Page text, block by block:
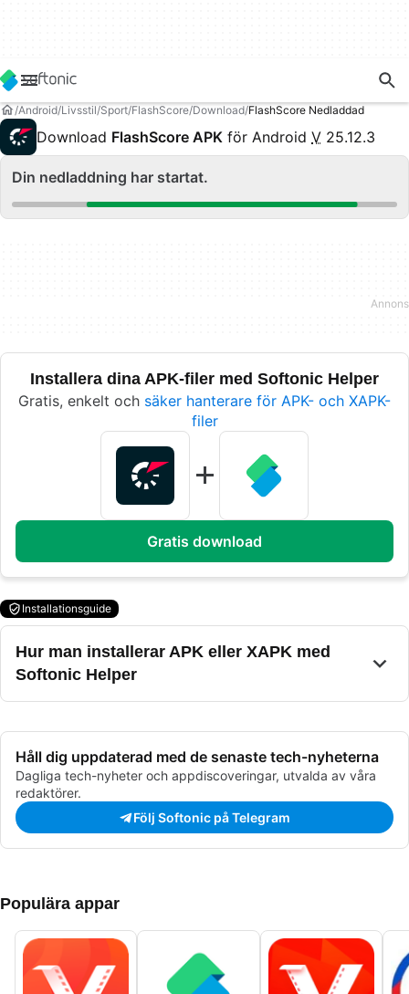
Android Livsstil Sport FlashScore Download FlashScore Nedladdad
Download FlashScore APK för Android V 25.12.3
Din nedladdning har startat.
Installera dina APK-filer med Softonic Helper
Gratis, enkelt och säker hanterare för APK- och XAPK-
filer
Gratis download
Installationsguide
Hur man installerar APK eller XAPK med
Softonic Helper
Håll dig uppdaterad med de senaste tech-nyheterna
Dagliga tech-nyheter och appdiscoveringar, utvalda av våra
redaktörer.
Följ Softonic på Telegram
Populära appar